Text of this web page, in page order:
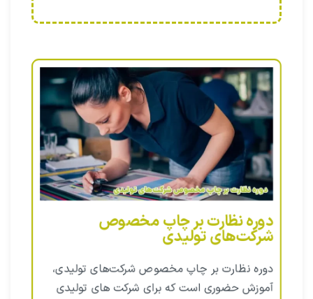
دوره نظارت بر چاپ مخصوص
شرکت‌های تولیدی
دوره نظارت بر چاپ مخصوص شرکت‌های تولیدی،
آموزش حضوری است که برای شرکت های تولیدی